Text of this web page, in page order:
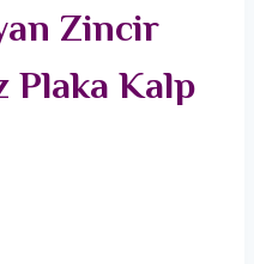
Zincir
Plaka Kalp